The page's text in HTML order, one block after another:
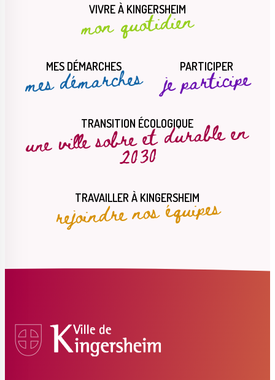
VIVRE À KINGERSHEIM
mon quotidien
MES DÉMARCHES
mes démarches PARTICIPER
je participe
TRANSITION ÉCOLOGIQUE
une ville sobre et durable en
2030
TRAVAILLER À KINGERSHEIM
rejoindre nos équipes